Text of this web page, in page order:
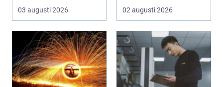
bara rena golv och
dam...
03 augusti 2026
vardagen, ett s...
02 augusti 2026